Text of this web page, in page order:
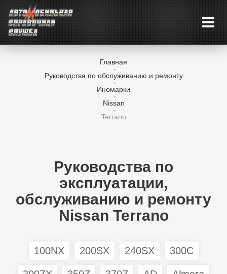
Главная
Руководства по обслуживанию и ремонту
Иномарки
Nissan
Terrano
Руководства по
эксплуатации,
обслуживанию и ремонту
Nissan Terrano
100NX 200SX 240SX 300C